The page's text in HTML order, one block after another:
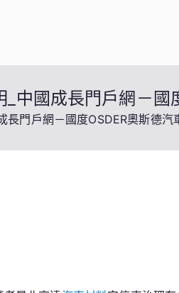
中國成長門戶網－國
門戶網－國度OSDER奧斯德汽